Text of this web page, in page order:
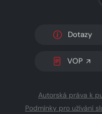
Dotazy
VOP
Autorská práva k
Podmínky pro užívání